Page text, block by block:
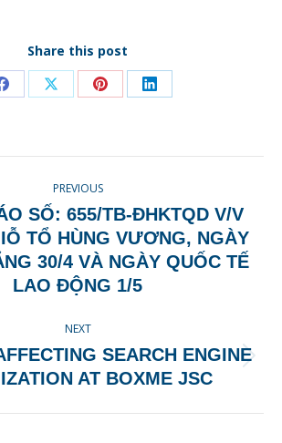
Share this post
Share
Facebook
Share
X
Share
Pinterest
Share
LinkedIn
PREVIOUS
Previous
post:
SỐ: 655/TB-ĐHKTQD V/V
TỔ HÙNG VƯƠNG, NGÀY
30/4 VÀ NGÀY QUỐC TẾ
LAO ĐỘNG 1/5
NEXT
Next
post:
SEARCH ENGINE
AT BOXME JSC